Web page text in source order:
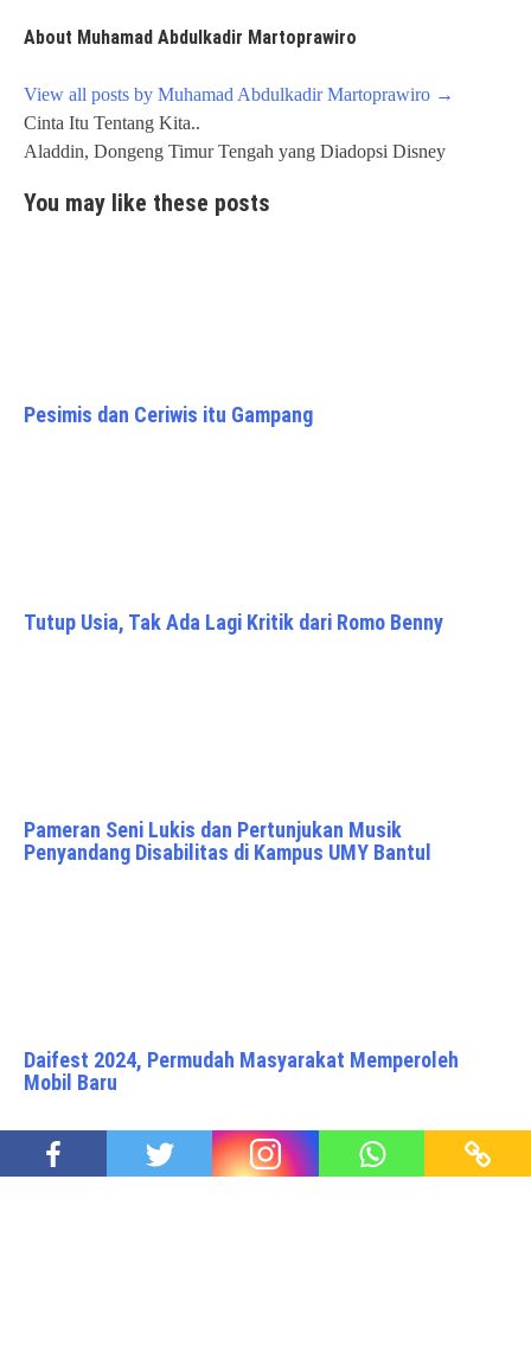
About Muhamad Abdulkadir Martoprawiro
View all posts by Muhamad Abdulkadir Martoprawiro →
Post
navigation
Cinta Itu Tentang Kita..
Aladdin, Dongeng Timur Tengah yang Diadopsi Disney
You may like these posts
Pesimis dan Ceriwis itu Gampang
Tutup Usia, Tak Ada Lagi Kritik dari Romo Benny
Pameran Seni Lukis dan Pertunjukan Musik
Penyandang Disabilitas di Kampus UMY Bantul
Daifest 2024, Permudah Masyarakat Memperoleh
Mobil Baru